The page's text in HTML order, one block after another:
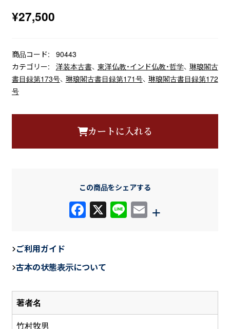
¥27,500
商品コード:
90443
カテゴリー:
洋装本古書、 東洋仏教・インド仏教・哲学、 琳琅閣古
書目録第173号、 琳琅閣古書目録第171号、 琳琅閣古書目録第172
号
著者名
竹村牧男
カートに入れる
この商品をシェアする
F
e
b
o
o
X Li E
+
ご利用ガイド
古本の状態表示について